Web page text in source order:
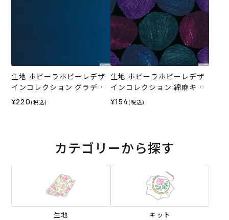
生地 ホビーラホビーレデザ
インコレクション グラデー
ションプリント＜1B＞
¥220 (税込)
生地 ホビーラホビーレデザ
インコレクション 綿麻キャ
ンバス 手描き風水玉＜1X＞
¥154 (税込)
カテゴリーから探す
生地 キット